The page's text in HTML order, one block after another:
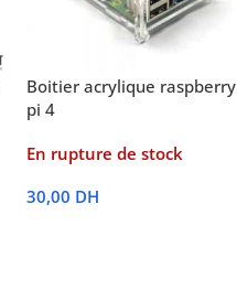
Boitier acrylique raspberry
pi 4
En rupture de stock
30,00 DH